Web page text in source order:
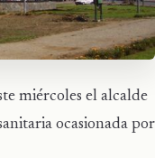
miércoles el alcalde
ocasionada por